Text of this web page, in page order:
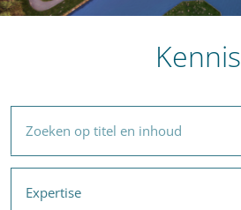
Kennis
Zoeken op titel en inhoud
Expertise
Expertise
Filteropties
Met filters voor
Expertise
en
Thema's